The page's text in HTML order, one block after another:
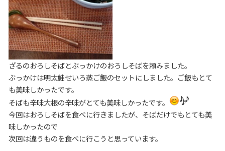
ざるのおろしそばとぶっかけのおろしそばを頼みました。
ぶっかけは明太鮭せいろ蒸ご飯のセットにしました。ご飯もとて
も美味しかったです。
そばも辛味大根の辛味がとても美味しかったです。
今回はおろしそばを食べに行きましたが、そばだけでもとても美
味しかったので
次回は違うものを食べに行こうと思っています。